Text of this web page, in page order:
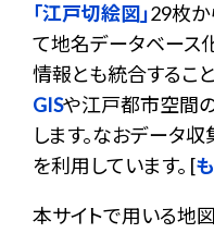
「江戸切絵図」29枚
て地名データベース
情報とも統合すること
GISや江戸都市空間
します。なおデータ
を利用しています。 [
本サイトで用いる地